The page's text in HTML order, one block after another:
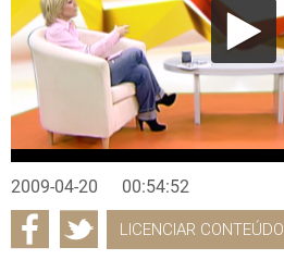
2009-04-20 00:54:52
LICENCIAR CONTEÚDO